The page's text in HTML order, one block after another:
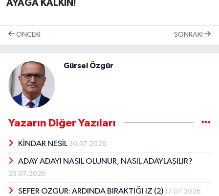
AYAĞA KALKIN!
ÖNCEKI SONRAKI
Gürsel Özgür
Yazarın Diğer Yazıları
KİNDAR NESİL 30.07.2026
ADAY ADAYI NASIL OLUNUR, NASIL ADAYLAŞILIR?
23.07.2026
SEFER ÖZGÜR: ARDINDA BIRAKTIĞI İZ (2) 17.07.2026